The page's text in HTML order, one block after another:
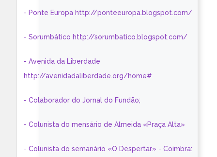
- Ponte Europa http://ponteeuropa.blogspot.com/
- Sorumbático http://sorumbatico.blogspot.com/
- Avenida da Liberdade
http://avenidadaliberdade.org/home#
- Colaborador do Jornal do Fundão;
- Colunista do mensário de Almeida «Praça Alta»
- Colunista do semanário «O Despertar» - Coimbra: